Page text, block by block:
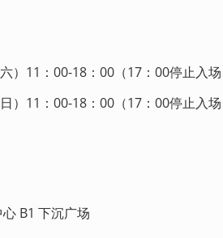
）11：00-18：00（17：00停止入
）11：00-18：00（17：00停止入
B1 下沉广场